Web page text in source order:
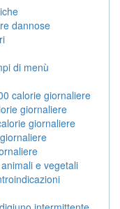
dannose
di menù
calorie giornaliere
giornaliere
giornaliere
e vegetali